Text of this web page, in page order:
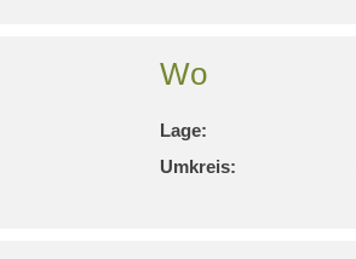
Wo
Lage:
Umkreis: